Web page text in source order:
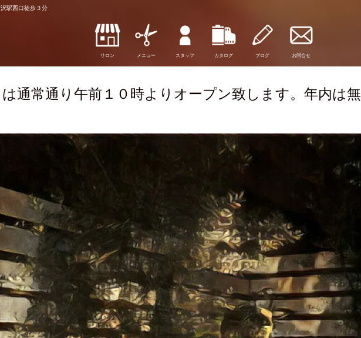
駅西口徒歩３分
サロン メニュー スタッフ カタログ ブログ お問合せ
は通常通り午前１０時よりオープン致します。年内は無